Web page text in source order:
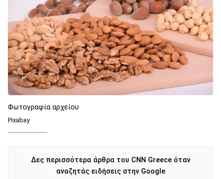
Φωτογραφία αρχείου
Pixabay
Δες περισσότερα άρθρα του CNN Greece όταν
αναζητάς ειδήσεις στην Google